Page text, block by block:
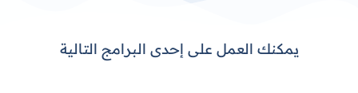
يمكنك العمل على إحدى البرامج التالية